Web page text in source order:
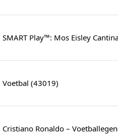
SMART Play™: Mos Eisley
Voetbal (43019)
Cristiano Ronaldo –